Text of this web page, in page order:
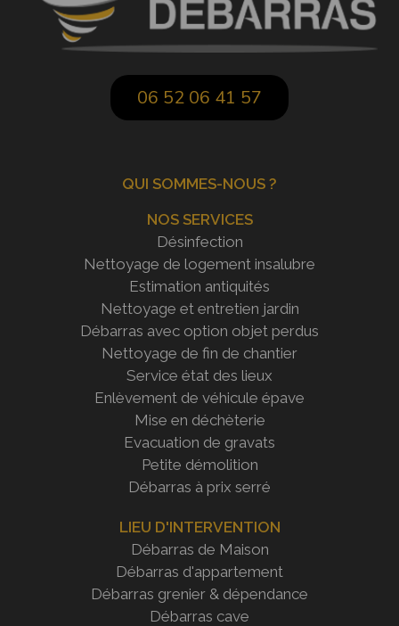
06 52 06 41 57
QUI SOMMES-NOUS ?
NOS SERVICES
Désinfection
Nettoyage de logement insalubre
Estimation antiquités
Nettoyage et entretien jardin
Débarras avec option objet perdus
Nettoyage de fin de chantier
Service état des lieux
Enlèvement de véhicule épave
Mise en déchèterie
Evacuation de gravats
Petite démolition
Débarras à prix serré
LIEU D'INTERVENTION
Débarras de Maison
Débarras d'appartement
Débarras grenier & dépendance
Débarras cave